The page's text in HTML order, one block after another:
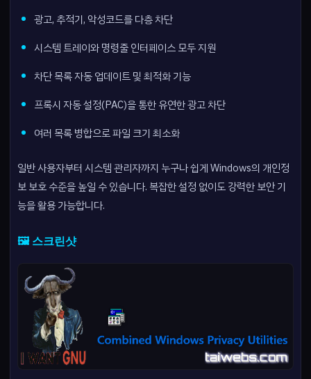
광고, 추적기, 악성코드를 다층 차단
시스템 트레이와 명령줄 인터페이스 모두 지원
차단 목록 자동 업데이트 및 최적화 기능
프록시 자동 설정(PAC)을 통한 유연한 광고 차단
여러 목록 병합으로 파일 크기 최소화
일반 사용자부터 시스템 관리자까지 누구나 쉽게 Windows의 개인정
보 보호 수준을 높일 수 있습니다. 복잡한 설정 없이도 강력한 보안 기
능을 활용 가능합니다.
🖼️ 스크린샷